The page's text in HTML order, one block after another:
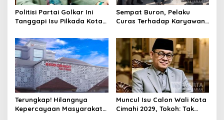
Politisi Partai Golkar Ini
Tanggapi Isu Pilkada Kota
Sempat Buron, Pelaku
Curas Terhadap Karyawan
Ditangkap Polisi
Terungkap! Hilangnya
Kepercayaan Masyarakat
Muncul Isu Calon Wali Kota
Cimahi 2029, Tokoh: Tak